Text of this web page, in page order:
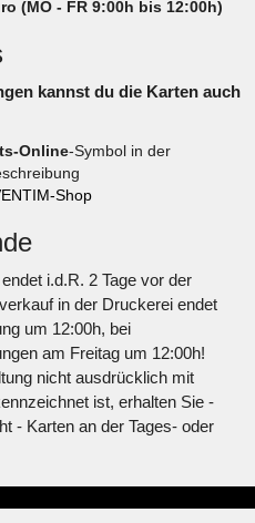
(MO - FR 9:00h bis 12:00h)
kannst du die Karten auch
Online-Symbol in der
Shop
i.d.R. 2 Tage vor der
in der Druckerei endet
um 12:00h, bei
am Freitag um 12:00h!
nicht ausdrücklich mit
ist, erhalten Sie -
- Karten an der Tages- oder